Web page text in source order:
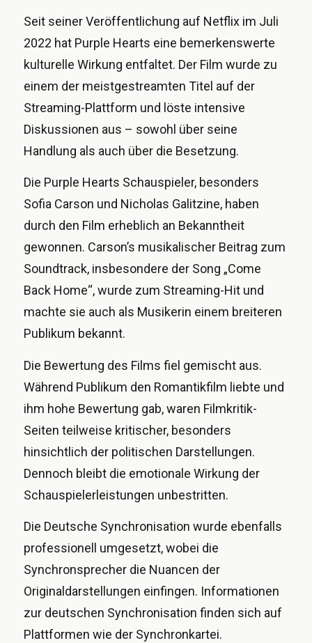
Seit seiner Veröffentlichung auf Netflix im Juli
2022 hat Purple Hearts eine bemerkenswerte
kulturelle Wirkung entfaltet. Der Film wurde zu
einem der meistgestreamten Titel auf der
Streaming-Plattform und löste intensive
Diskussionen aus – sowohl über seine
Handlung als auch über die Besetzung.
Die Purple Hearts Schauspieler, besonders
Sofia Carson und Nicholas Galitzine, haben
durch den Film erheblich an Bekanntheit
gewonnen. Carson’s musikalischer Beitrag zum
Soundtrack, insbesondere der Song „Come
Back Home“, wurde zum Streaming-Hit und
machte sie auch als Musikerin einem breiteren
Publikum bekannt.
Die Bewertung des Films fiel gemischt aus.
Während Publikum den Romantikfilm liebte und
ihm hohe Bewertung gab, waren Filmkritik-
Seiten teilweise kritischer, besonders
hinsichtlich der politischen Darstellungen.
Dennoch bleibt die emotionale Wirkung der
Schauspielerleistungen unbestritten.
Die Deutsche Synchronisation wurde ebenfalls
professionell umgesetzt, wobei die
Synchronsprecher die Nuancen der
Originaldarstellungen einfingen. Informationen
zur deutschen Synchronisation finden sich auf
Plattformen wie der Synchronkartei.